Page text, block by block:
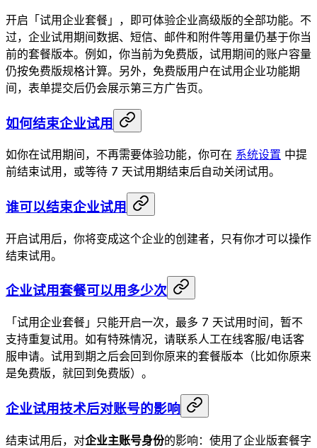
开启「试用企业套餐」，即可体验企业高级版的全部功能。不
过，企业试用期间数据、短信、邮件和附件等用量仍基于你当
前的套餐版本。例如，你当前为免费版，试用期间的账户容量
仍按免费版规格计算。另外，免费版用户在试用企业功能期
间，表单提交后仍会展示第三方广告页。
如何结束企业试用
如你在试用期间，不再需要体验功能，你可在 系统设置 中提
前结束试用，或等待 7 天试用期结束后自动关闭试用。
谁可以结束企业试用
开启试用后，你将变成这个企业的创建者，只有你才可以操作
结束试用。
企业试用套餐可以用多少次
「试用企业套餐」只能开启一次，最多 7 天试用时间，暂不
支持重复试用。如有特殊情况，请联系人工在线客服/电话客
服申请。试用到期之后会回到你原来的套餐版本（比如你原来
是免费版，就回到免费版）。
企业试用技术后对账号的影响
结束试用后，对企业主账号身份的影响：使用了企业版套餐字